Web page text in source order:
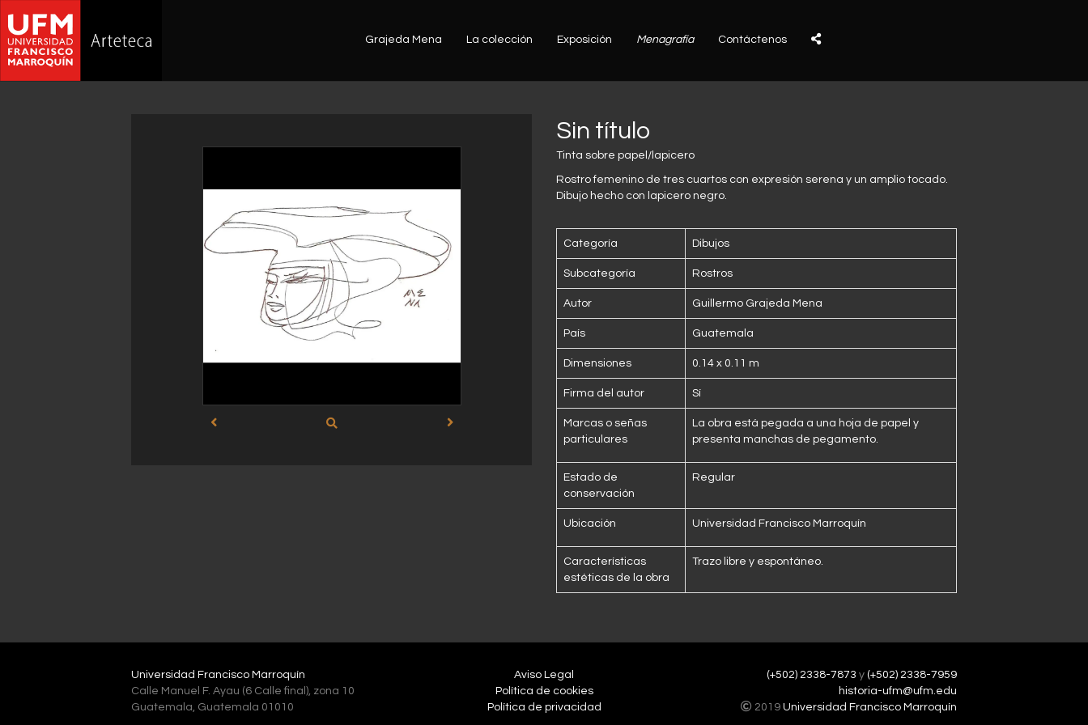
Grajeda Mena La colección Exposición Menagrafía Contáctenos
Sin título
Tinta sobre papel/lapicero
Rostro femenino de tres cuartos con expresión serena y un amplio tocado.
Dibujo hecho con lapicero negro.
Categoría Dibujos
Subcategoría Rostros
Autor Guillermo Grajeda Mena
País Guatemala
Dimensiones 0.14 x 0.11 m
Firma del autor Sí
Marcas o señas
particulares
La obra está pegada a una hoja de papel y
presenta manchas de pegamento.
Estado de
conservación
Regular
Ubicación Universidad Francisco Marroquín
Características
estéticas de la obra
Trazo libre y espontáneo.
Universidad Francisco Marroquín
Calle Manuel F. Ayau (6 Calle final), zona 10
Guatemala, Guatemala 01010
Aviso Legal
Política de cookies
Política de privacidad
(+502) 2338-7873 y (+502) 2338-7959
historia-ufm@ufm.edu
2019 Universidad Francisco Marroquín